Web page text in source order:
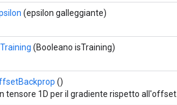
(epsilon galleggiante)
(Booleano isTraining)
()
tensore 1D per il gradiente rispetto all'offset.